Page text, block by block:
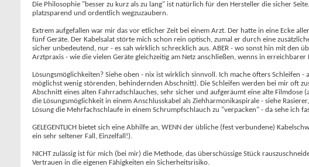
Die Philosophie "besser zu kurz als zu lang" ist natürlich für den Hersteller die sicher
platzsparend und ordentlich wegzuzaubern.
Extrem aufgefallen war mir das vor etlicher Zeit bei einem Arzt. Der hatte in eine Ecke
fünf Geräte. Der Kabelsalat störte mich schon rein optisch, zumal er durch eine
sicher unbedeutend, nur - es sah wirklich schrecklich aus. ABER - wo sonst hin mit den
Arztpraxis - wie die vielen Geräte gleichzeitig am Netz anschließen, wenns in
Lösungsmöglichkeiten? Siehe oben - nix ist wirklich sinnvoll. Ich mache öfters Schleifen
möglichst wenig störenden, behindernden Abschnitt). Die Schleifen werden bei mir oft
Abschnitt eines alten Fahrradschlauches, sehr sicher und aufgeräumt eine alte
die Lösungsmöglichkeit in einem Anschlusskabel als Ziehharmonikaspirale - siehe
Lösung die Mehrfachschlaufe in einem Schrumpfschlauch zu "verpacken" - da sehe ich
GELEGENTLICH bietet sich eine Abhilfe an, WENN der übliche (fest verbundene)
ein sehr seltener Fall, Einzelfall!).
NICHT zulässig ist für mich (bei mir) die Methode, das überschüssige Stück
Vertrauen in die eigenen Fähigkeiten ein Sicherheitsrisiko.